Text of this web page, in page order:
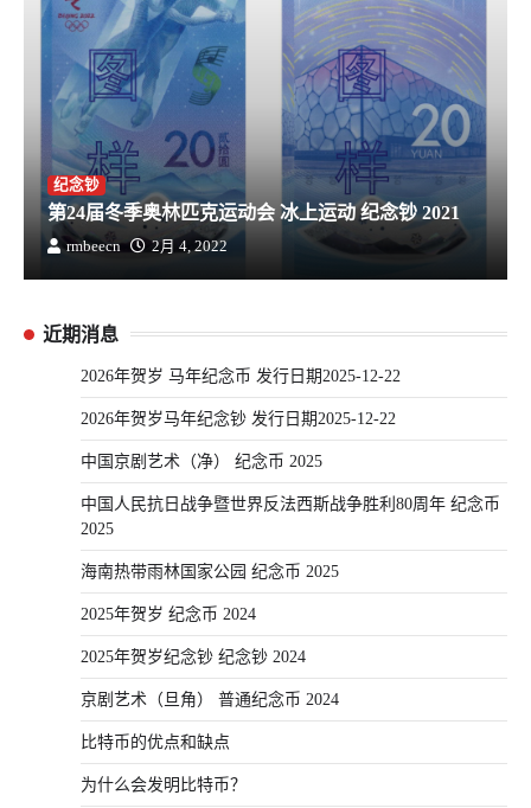
纪念钞
第24届冬季奥林匹克运动会 冰上运动 纪念钞 2021
rmbeecn 2月 4, 2022
近期消息
2026年贺岁 马年纪念币 发行日期2025-12-22
2026年贺岁马年纪念钞 发行日期2025-12-22
中国京剧艺术（净） 纪念币 2025
中国人民抗日战争暨世界反法西斯战争胜利80周年 纪念币
2025
海南热带雨林国家公园 纪念币 2025
2025年贺岁 纪念币 2024
2025年贺岁纪念钞 纪念钞 2024
京剧艺术（旦角） 普通纪念币 2024
比特币的优点和缺点
为什么会发明比特币？